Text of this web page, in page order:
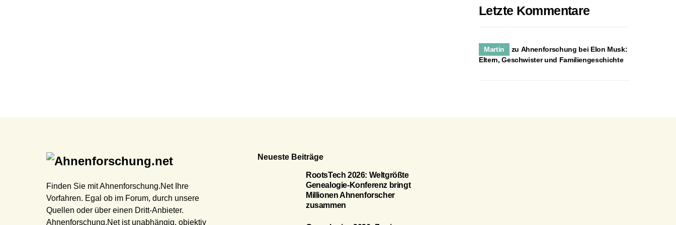
Letzte Kommentare
Martin zu Ahnenforschung bei Elon Musk:
Eltern, Geschwister und Familiengeschichte
Finden Sie mit Ahnenforschung.Net Ihre
Vorfahren. Egal ob im Forum, durch unsere
Quellen oder über einen Dritt-Anbieter.
Ahnenforschung.Net ist unabhängig, objektiv
Neueste Beiträge
RootsTech 2026: Weltgrößte
Genealogie-Konferenz bringt
Millionen Ahnenforscher
zusammen